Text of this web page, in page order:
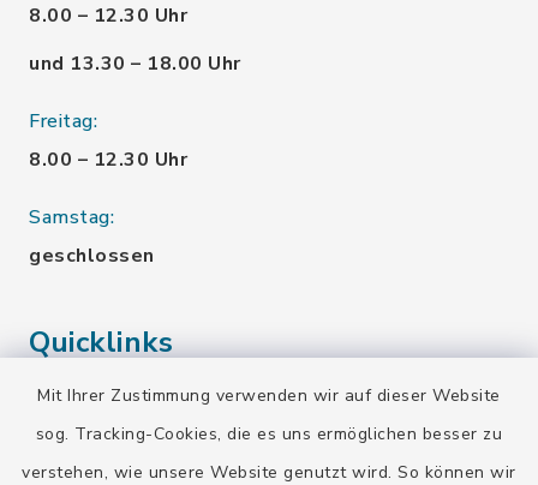
Mit Ihrer Zustimmung verwenden wir auf dieser Website
sog. Tracking-Cookies, die es uns ermöglichen besser zu
verstehen, wie unsere Website genutzt wird. So können wir
8.00 – 12.30 Uhr
und 13.30 – 18.00 Uhr
Freitag:
8.00 – 12.30 Uhr
Samstag:
geschlossen
Quicklinks
Landratsamt Bad Tölz-Wolfratshausen
Bayern-Fahrplan